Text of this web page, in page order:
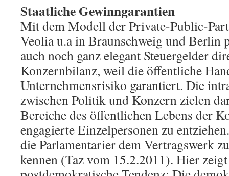
Staatliche Gewinngarantien
Mit dem Modell der Private-Public-
Veolia u.a in Braunschweig und Berlin
auch noch ganz elegant Steuergelder
Konzernbilanz, weil die öffentliche
Unternehmensrisiko garantiert. Die
zwischen Politik und Konzern zielen
Bereiche des öffentlichen Lebens der
engagierte Einzelpersonen zu
die Parlamentarier dem Vertragswerk
kennen (Taz vom 15.2.2011). Hier